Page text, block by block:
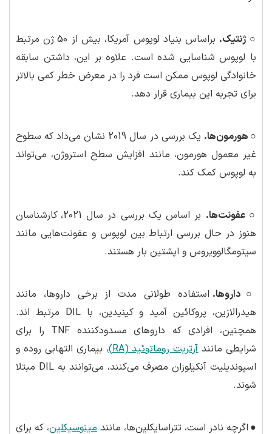
○ ژنتیک.
براساس بنیاد لوپوس آمریکا، بیش از 50 ژن مرتبط
با لوپوس شناسایی شده است. علاوه بر این، داشتن سابقه
خانوادگی لوپوس ممکن است فرد را در معرض خطر کمی بالاتر
برای تجربه این بیماری قرار دهد.
○ هورمون‌ها.
یک بررسی در سال 2019 نشان می‌داد که سطوح
غیر معمول هورمون، مانند افزایش سطح استروژن، می‌تواند
به لوپوس کمک کند.
○ عفونت‌ها.
بر اساس یک بررسی در سال 2021، کارشناسان
هنوز در حال بررسی ارتباط بین لوپوس و عفونت‌هایی مانند
سیتومگالوویروس و اپشتین بار هستند.
○ داروها. استفاده طولانی مدت از برخی داروها، مانند
هیدرالازین، پروکائین آمید و کینیدین، با DIL مرتبط اند.
همچنین، افرادی که داروهای مسدودکننده TNF را برای
شرایطی مانندآرتریت روماتوئید (RA)
، بیماری التهابی روده و
اسپوندیلیت آنکیلوزان مصرف می‌کنند، می‌توانند به DIL مبتلا
شوند.
● اگرچه نادر است، تتراسایکلین‌ها، مانند مینوسیکلین، که برای